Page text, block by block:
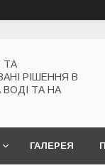
ТА
РІШЕННЯ В
ВОДІ ТА НА
ГАЛЕРЕЯ